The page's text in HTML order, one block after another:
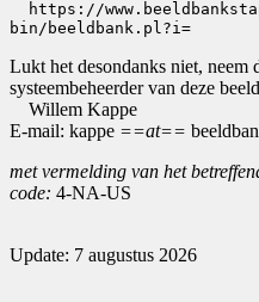
https://
bin/beeldbank.pl?i=
Lukt het desondanks niet, neem
systeembeheerder van deze
Willem Kappe
E-mail: kappe ==at==
met vermelding van het
code: 4-NA-US
Update: 7 augustus 2026